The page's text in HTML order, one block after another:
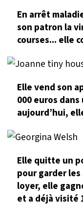
En arrêt
son patron la
courses... elle
Elle vend son
000 euros
aujourd’hui,
Elle quitte un
pour garder
loyer, elle
et a déjà visité